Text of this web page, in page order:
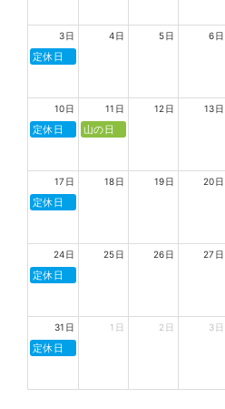
3日
定休日
4日 5日 6日
10日
定休日
11日
山の日
12日 13日
17日
定休日
18日 19日 20日
24日
定休日
25日 26日 27日
31日
定休日
1日 2日 3日